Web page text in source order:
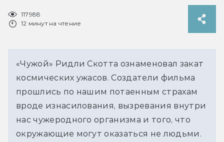
117988
12 минут на чтение
«Чужой» Ридли Скотта ознаменовал закат
космических ужасов. Создатели фильма
прошлись по нашим потаенным страхам
вроде изнасилования, вызревания внутри
нас чужеродного организма и того, что
окружающие могут оказаться не людьми.